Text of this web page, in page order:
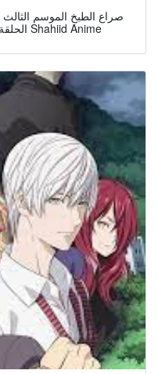
الحلقة 12 والأخيرة مترجمة اون لاين Shahiid Anime